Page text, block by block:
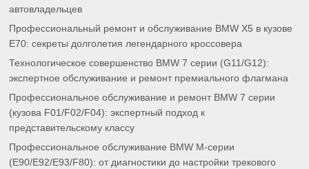
автовладельцев
Профессиональный ремонт и обслуживание BMW X5 в кузове
E70: секреты долголетия легендарного кроссовера
Технологическое совершенство BMW 7 серии (G11/G12):
экспертное обслуживание и ремонт премиального флагмана
Профессиональное обслуживание и ремонт BMW 7 серии
(кузова F01/F02/F04): экспертный подход к
представительскому классу
Профессиональное обслуживание BMW M-серии
(E90/E92/E93/F80): от диагностики до настройки трекового